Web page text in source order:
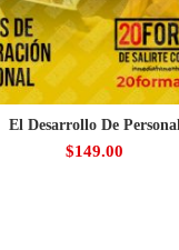
El Desarrollo De Personal
$149.00